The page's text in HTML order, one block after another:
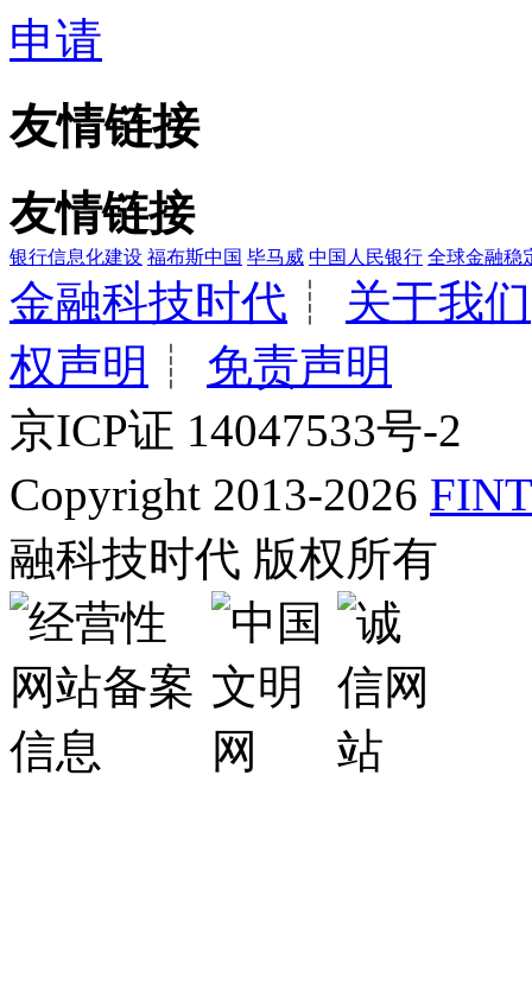
申请
友情链接
友情链接
银行信息化建设 福布斯中国 毕马威 中国人民银行 全球金融稳
金融科技时代 ┊ 关于我们
权声明 ┊ 免责声明
京ICP证 14047533号-2
Copyright 2013-2026
融科技时代 版权所有